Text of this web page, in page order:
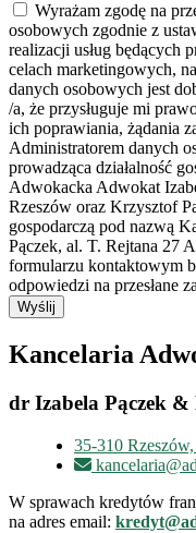
Wyrażam zgodę na
osobowych zgodnie z
realizacji usług będących
celach marketingowych,
danych osobowych jest
/a, że przysługuje mi
ich poprawiania, żądania
Administratorem danych
prowadząca działalność
Adwokacka Adwokat
Rzeszów oraz Krzysztof
gospodarczą pod nazwą
Pączek, al. T. Rejtana 27
formularzu kontaktowym
odpowiedzi na przesłane
Wyślij
Kancelaria
dr Izabela Pączek &
35-310
W sprawach kredytów
na adres email: